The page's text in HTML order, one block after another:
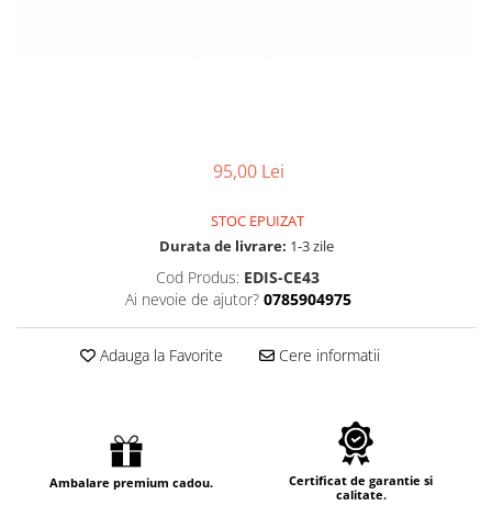
95,00 Lei
STOC EPUIZAT
Durata de livrare: 1-3 zile
Cod Produs: EDIS-CE43
Ai nevoie de ajutor? 0785904975
Adauga la Favorite Cere informatii
Ambalare premium cadou.
Certificat de garantie si
calitate.